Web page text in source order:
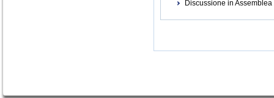
Discussione in